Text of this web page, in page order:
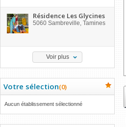
Résidence Les Glycines
5060 Sambreville, Tamines
Voir plus
Votre sélection(0)
Aucun établissement sélectionné